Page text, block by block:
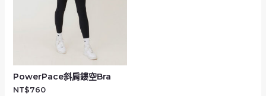
PowerPace斜肩鏤空Bra
NT$760